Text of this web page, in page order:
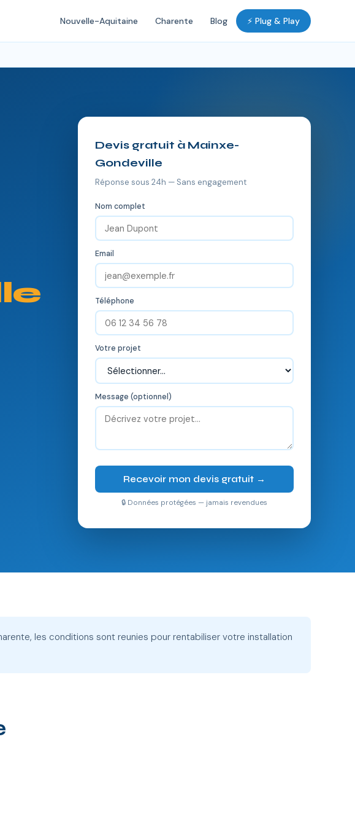
Nouvelle-Aquitaine Charente Blog ⚡ Plug & Play
Devis gratuit à Mainxe-
Gondeville
Réponse sous 24h — Sans engagement
Nom complet
Email
Téléphone
Votre projet
Message (optionnel)
Recevoir mon devis gratuit →
🔒 Données protégées — jamais revendues
les conditions sont reunies pour rentabiliser votre installation